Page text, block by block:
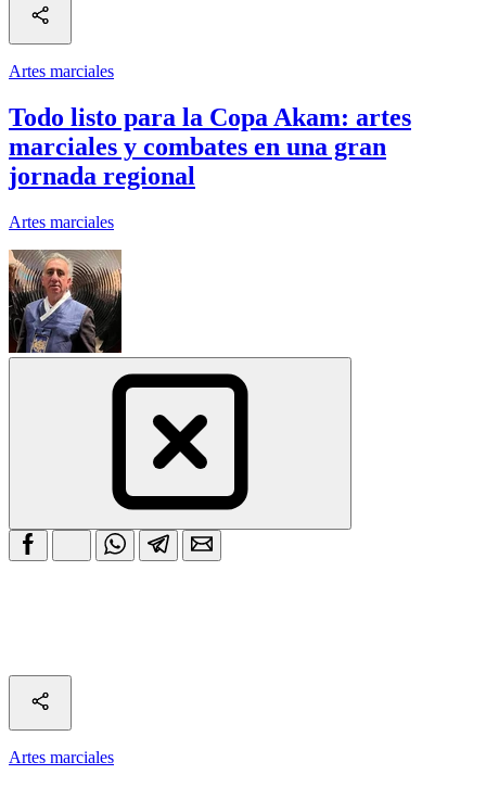
Artes marciales
Todo listo para la Copa Akam: artes
marciales y combates en una gran
jornada regional
Artes marciales
Artes marciales